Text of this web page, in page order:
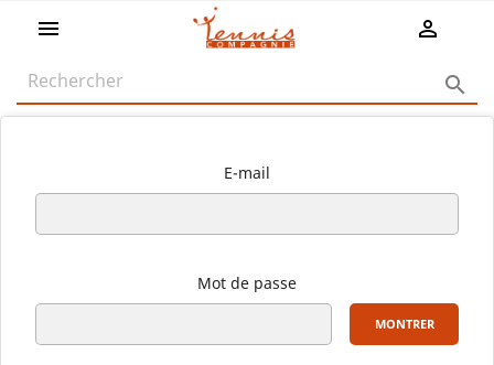
 

E-mail
Mot de passe
MONTRER